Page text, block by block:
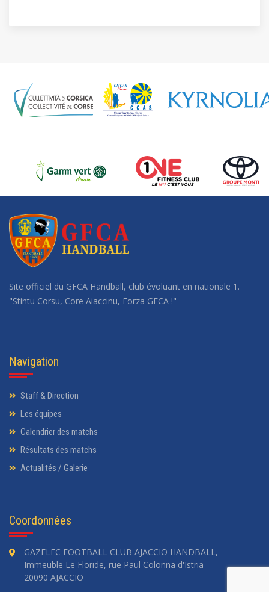
Site officiel du GFCA Handball, club évoluant en nationale 1.
"Stintu Corsu, Core Aiaccinu, Forza GFCA !"
Navigation
Staff & Direction
Les équipes
Calendrier des matchs
Résultats des matchs
Actualités / Galerie
Coordonnées
GAZELEC FOOTBALL CLUB AJACCIO HANDBALL,
Immeuble Le Floride, rue Paul Colonna d'Istria
20090 AJACCIO